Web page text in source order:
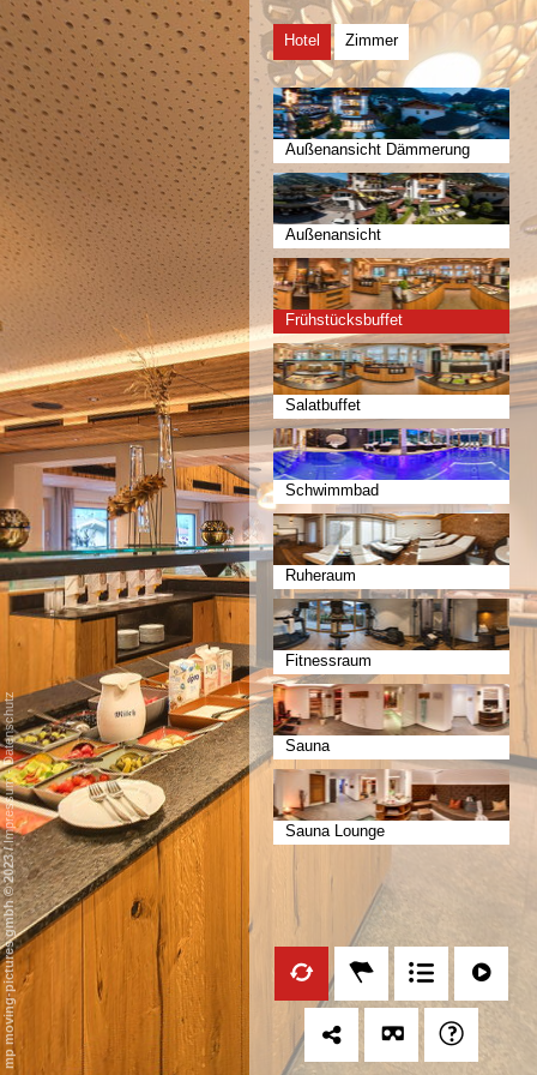
Hotel Zimmer
Außenansicht Dämmerung
Außenansicht
Frühstücksbuffet
Salatbuffet
Schwimmbad
Ruheraum
Fitnessraum
Sauna
Sauna Lounge
mp moving-pictures gmbh © 2023
/
Impressum
-
Datenschutz